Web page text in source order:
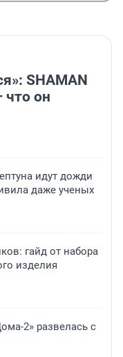
SHAMAN
что он
идут дожди
даже ученых
гайд от набора
изделия
2» развелась с